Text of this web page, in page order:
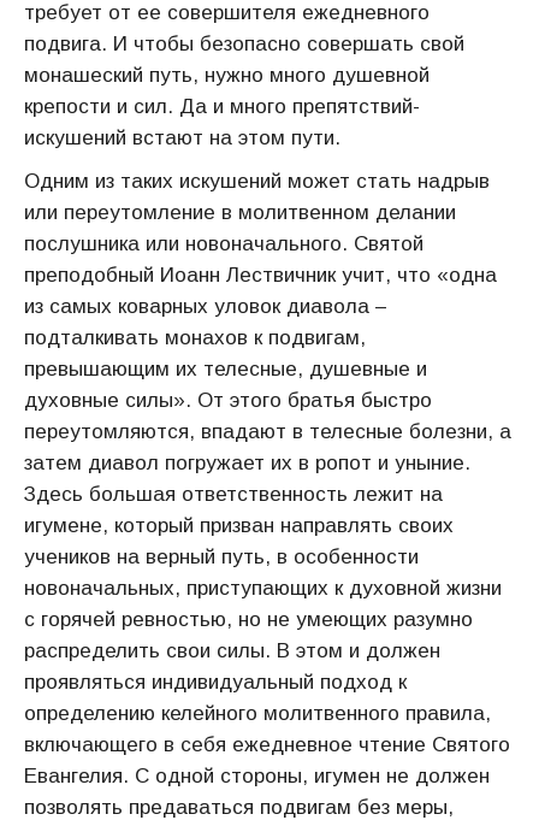
требует от ее совершителя ежедневного
подвига. И чтобы безопасно совершать свой
монашеский путь, нужно много душевной
крепости и сил. Да и много препятствий-
искушений встают на этом пути.
Одним из таких искушений может стать надрыв
или переутомление в молитвенном делании
послушника или новоначального. Святой
преподобный Иоанн Лествичник учит, что «одна
из самых коварных уловок диавола –
подталкивать монахов к подвигам,
превышающим их телесные, душевные и
духовные силы». От этого братья быстро
переутомляются, впадают в телесные болезни, а
затем диавол погружает их в ропот и уныние.
Здесь большая ответственность лежит на
игумене, который призван направлять своих
учеников на верный путь, в особенности
новоначальных, приступающих к духовной жизни
с горячей ревностью, но не умеющих разумно
распределить свои силы. В этом и должен
проявляться индивидуальный подход к
определению келейного молитвенного правила,
включающего в себя ежедневное чтение Святого
Евангелия. С одной стороны, игумен не должен
позволять предаваться подвигам без меры,